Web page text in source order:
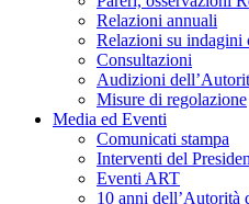
Relazioni annuali
Relazioni su indagini
Consultazioni
Audizioni
Misure di regolazione
Media ed Eventi
Comunicati stampa
Interventi del
Eventi ART
10 anni dell’Autorità